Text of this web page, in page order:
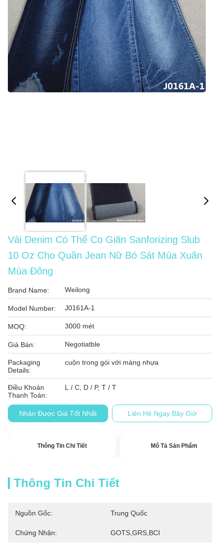
Vải Denim Có Thể Co Giãn Sanforizing Slub
10 Oz Cho Quần Jean Nữ Bó Sát Mùa Xuân
Mùa Đông
Brand Name: Weilong
Model Number: J0161A-1
MOQ: 3000 mét
Giá Bán: Negotiatble
Packaging
Details:
cuộn trong gói với màng nhựa
Điều Khoản
Thanh Toán:
L / C, D / P, T / T
Nhận Được Giá Tốt Nhất Liên Hệ Ngay Bây Giờ
Thông Tin Chi Tiết Mô Tả Sản Phẩm
Thông Tin Chi Tiết
Nguồn Gốc: Trung Quốc
Chứng Nhận: GOTS,GRS,BCI